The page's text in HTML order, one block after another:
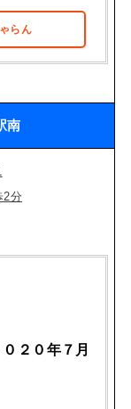
らん
南
2分
２０年７月